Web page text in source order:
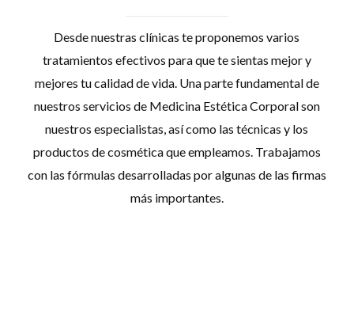
Desde nuestras clínicas te proponemos varios
tratamientos efectivos para que te sientas mejor y
mejores tu calidad de vida. Una parte fundamental de
nuestros servicios de Medicina Estética Corporal son
nuestros especialistas, así como las técnicas y los
productos de cosmética que empleamos. Trabajamos
con las fórmulas desarrolladas por algunas de las firmas
más importantes.